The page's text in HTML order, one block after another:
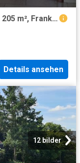
Luxury villa next to nature reserve 205 m², Frankfurt Amsterdam Apartments for Rent
Details ansehen
12 bilder